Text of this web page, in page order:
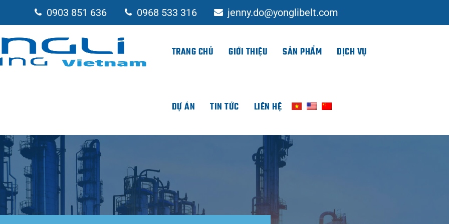
0903 851 636 0968 533 316 jenny.do@yonglibelt.com
TRANG CHỦ GIỚI THIỆU SẢN PHẨM DỊCH VỤ
DỰ ÁN TIN TỨC LIÊN HỆ